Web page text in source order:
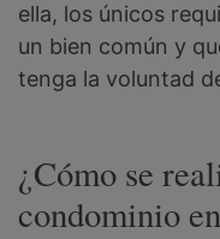
ella, los únicos
un bien común y
tenga la voluntad
¿Cómo se
condominio